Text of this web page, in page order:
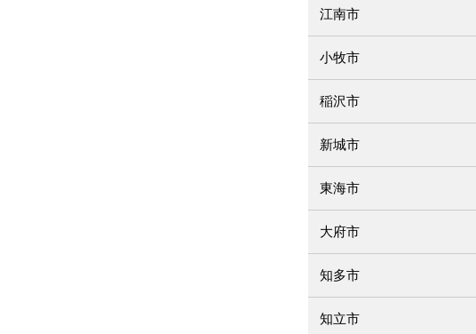
江南市
小牧市
稲沢市
新城市
東海市
大府市
知多市
知立市